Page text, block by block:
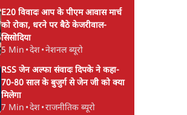
E20 विवादः आप के पीएम आवास मार्च
को रोका, धरने पर बैठे केजरीवाल-
सिसोदिया
5 Min •देश•नेशनल ब्यूरो
RSS जेन अल्फा संवादः दिपके ने कहा-
70-80 साल के बुजुर्ग से जेन जी को क्या
मिलेगा
7 Min •देश•राजनीतिक ब्यूरो